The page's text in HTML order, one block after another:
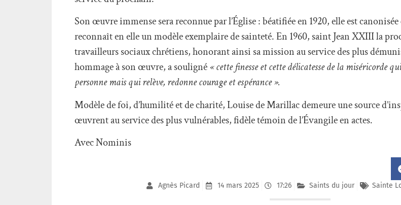
Son œuvre immense sera reconnue par l’Église : béatifiée en 1920, elle est
reconnaît en elle un modèle exemplaire de sainteté. En 1960, saint Jean XXIII la
travailleurs sociaux chrétiens, honorant ainsi sa mission au service des plus
hommage à son œuvre, a souligné« cette finesse et cette délicatesse de la miséricorde
personne mais qui relève, redonne courage et espérance ».
Modèle de foi, d’humilité et de charité, Louise de Marillac demeure une source
œuvrent au service des plus vulnérables, fidèle témoin de l’Évangile en actes.
Avec Nominis
Agnès Picard 14 mars 2025 17:26 Saints du jour Sainte